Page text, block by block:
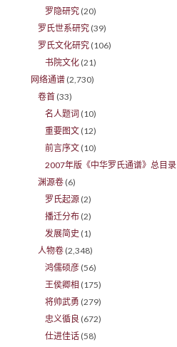
罗隐研究 (20)
罗氏世系研究 (39)
罗氏文化研究 (106)
书院文化 (21)
网络通谱 (2,730)
卷首 (33)
名人题词 (10)
重要图文 (12)
前言序文 (10)
2007年版《中华罗氏通谱》总目录
渊源卷 (6)
罗氏起源 (2)
播迁分布 (2)
发展简史 (1)
人物卷 (2,348)
鸿儒硕彦 (56)
王侯卿相 (175)
将帅武勇 (279)
忠义循良 (672)
仕进佳话 (58)